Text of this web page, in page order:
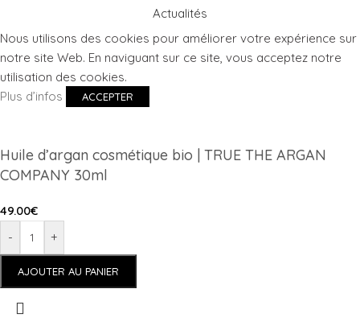
Actualités
Nous utilisons des cookies pour améliorer votre expérience sur
notre site Web. En naviguant sur ce site, vous acceptez notre
utilisation des cookies.
Plus d’infos
ACCEPTER
Huile d’argan cosmétique bio | TRUE THE ARGAN
COMPANY 30ml
49.00€
-
+
AJOUTER AU PANIER